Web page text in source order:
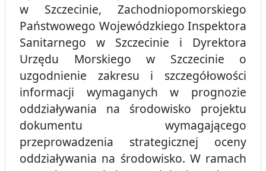
w Szczecinie, Zachodniopomorskiego
Państwowego Wojewódzkiego Inspektora
Sanitarnego w Szczecinie i Dyrektora
Urzędu Morskiego w Szczecinie o
uzgodnienie zakresu i szczegółowości
informacji wymaganych w prognozie
oddziaływania na środowisko projektu
dokumentu wymagającego
przeprowadzenia strategicznej oceny
oddziaływania na środowisko. W ramach